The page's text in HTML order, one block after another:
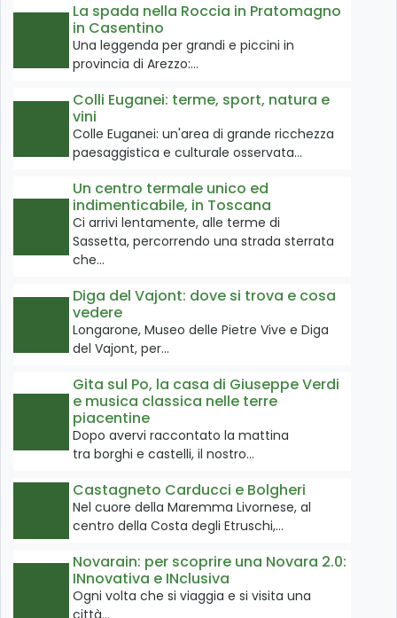
La spada nella Roccia in Pratomagno
in Casentino
Una leggenda per grandi e piccini in
provincia di Arezzo:…
Colli Euganei: terme, sport, natura e
vini
Colle Euganei: un'area di grande ricchezza
paesaggistica e culturale osservata…
Un centro termale unico ed
indimenticabile, in Toscana
Ci arrivi lentamente, alle terme di
Sassetta, percorrendo una strada sterrata
che…
Diga del Vajont: dove si trova e cosa
vedere
Longarone, Museo delle Pietre Vive e Diga
del Vajont, per…
Gita sul Po, la casa di Giuseppe Verdi
e musica classica nelle terre
piacentine
Dopo avervi raccontato la mattina
tra borghi e castelli, il nostro…
Castagneto Carducci e Bolgheri
Nel cuore della Maremma Livornese, al
centro della Costa degli Etruschi,…
Novarain: per scoprire una Novara 2.0:
INnovativa e INclusiva
Ogni volta che si viaggia e si visita una